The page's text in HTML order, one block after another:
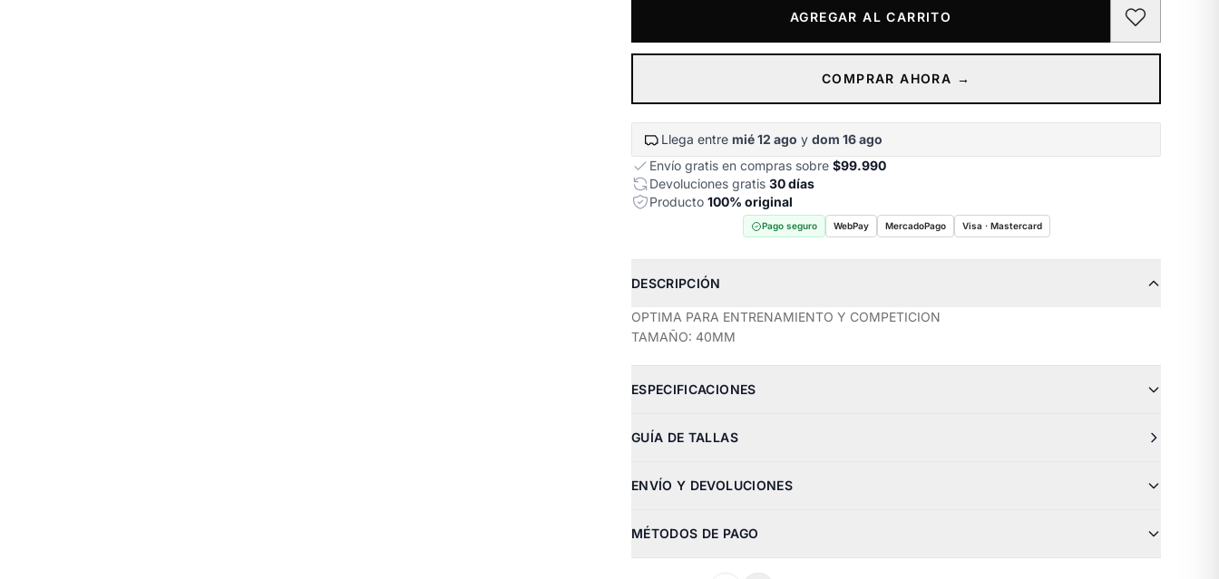
AGREGAR AL CARRITO
COMPRAR AHORA →
Llega entre mié 12 ago y dom 16 ago
Envío gratis en compras sobre $99.990
Devoluciones gratis 30 días
Producto 100% original
Pago seguro WebPay MercadoPago Visa · Mastercard
DESCRIPCIÓN
OPTIMA PARA ENTRENAMIENTO Y COMPETICION
TAMAÑO: 40MM
ESPECIFICACIONES
GUÍA DE TALLAS
ENVÍO Y DEVOLUCIONES
MÉTODOS DE PAGO